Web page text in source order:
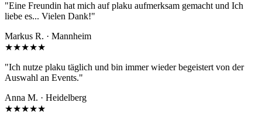
"Eine Freundin hat mich auf plaku aufmerksam gemacht und Ich
liebe es... Vielen Dank!"
Markus R. · Mannheim
★★★★★
"Ich nutze plaku täglich und bin immer wieder begeistert von der
Auswahl an Events."
Anna M. · Heidelberg
★★★★★